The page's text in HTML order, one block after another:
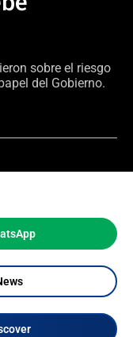
sobre el riesgo
del Gobierno.